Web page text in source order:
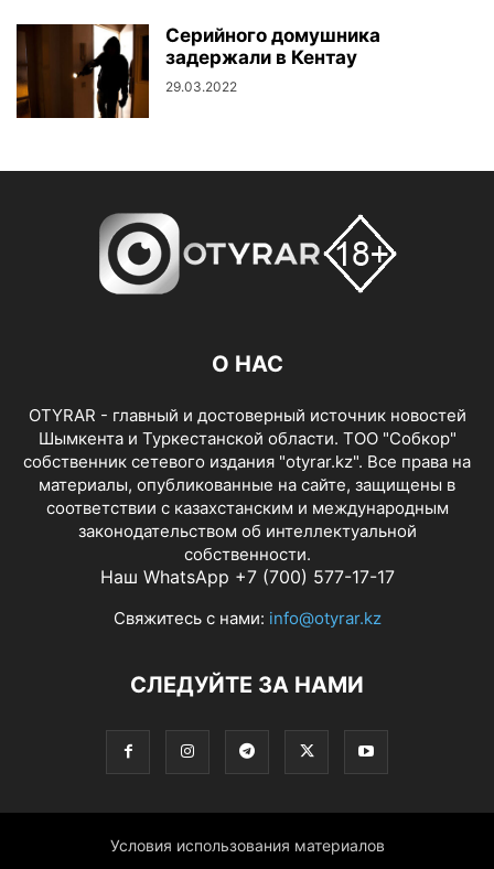
Серийного домушника
задержали в Кентау
29.03.2022
О НАС
OTYRAR - главный и достоверный источник новостей
Шымкента и Туркестанской области. ТОО "Собкор"
собственник сетевого издания "otyrar.kz". Все права на
материалы, опубликованные на сайте, защищены в
соответствии с казахстанским и международным
законодательством об интеллектуальной
собственности.
Наш WhatsApp +7 (700) 577-17-17
Свяжитесь с нами: info@otyrar.kz
СЛЕДУЙТЕ ЗА НАМИ
Условия использования материалов